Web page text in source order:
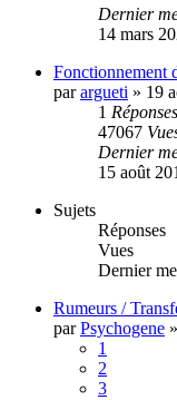
Dernier
14 mars
Fonctionnement
parargueti » 19
1 Réponses
47067
Dernier
15 août
Sujets
Réponses
Vues
Dernier
Rumeurs /
parPsychogene »
1
2
3